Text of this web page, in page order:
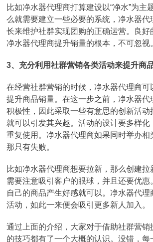
比如净水器代理商打算建设以“净水”为主
么就需要建立一些必要的系统，净水器代
长来维护社群实现团购的正确运营。良好
净水器代理商提升销量的根本，不可忽视
3、充分利用社群营销各类活动来提升商
在经营社群营销的时候，净水器代理商可
提升商品销量。在这一步之前，净水器代
积极性，因此采取一些有意思的创新活动
就可以引发其兴趣。活动的设计要多样化
重复使用。净水器代理商如果同时举办相
那只有失败。
比如净水器代理商想要拉新，那么创建
需要注意吸引客户的眼球，并且还要优惠
自己的商品产生好感就可以。净水器代
活动，如此一来便会吸引更多新人加入。
通过上面的介绍，大家对于借助社群营销
的技巧都有了一个大概的认识。没错，每